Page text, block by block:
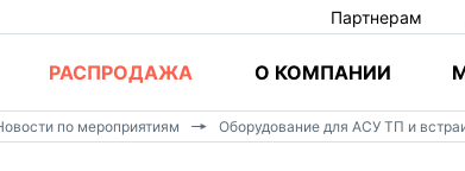
Партнерам
РАСПРОДАЖА О КОМПАНИИ
по мероприятиям Оборудование для АСУ ТП и